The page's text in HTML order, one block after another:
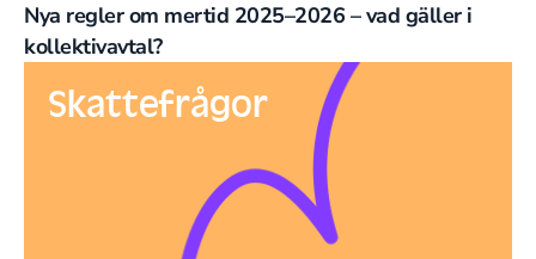
Nya regler om mertid 2025–2026 – vad gäller i
kollektivavtal?
Skattefrågor